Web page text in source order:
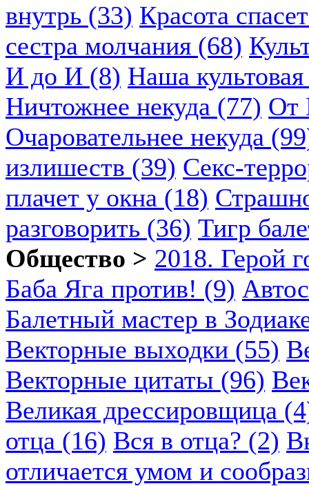
внутрь (33) Красота
сестра молчания (68)
И до И (8) Наша
Ничтожнее некуда (77) От
Очаровательнее некуда
излишеств (39) Секс-
плачет у окна (18)
разговорить (36) Тигр
Общество > 2018. Герой
Баба Яга против! (9)
Балетный мастер в
Векторные выходки (55)
Векторные цитаты (96)
Великая дрессировщица
отца (16) Вся в отца? (2)
отличается умом и